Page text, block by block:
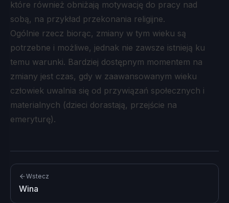
które również obniżają motywację do pracy nad
sobą, na przykład przekonania religijne.
Ogólnie rzecz biorąc, zmiany w tym wieku są
potrzebne i możliwe, jednak nie zawsze istnieją ku
temu warunki. Bardziej dostępnym momentem na
zmiany jest czas, gdy w zaawansowanym wieku
człowiek uwalnia się od przywiązań społecznych i
materialnych (dzieci dorastają, przejście na
emeryturę).
Wstecz
Wina